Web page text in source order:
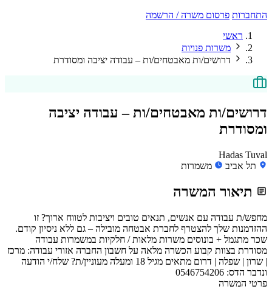
התחברות פרסום משרה / הרשמה
ראשי
משרות פנויות
דרושים/ות מאבטחים/ות – עבודה יציבה ומסודרת
דרושים/ות מאבטחים/ות – עבודה יציבה
ומסודרת
Hadas Tuval
תל אביב
משמרות
תיאור המשרה
מחפש/ת עבודה עם אנשים, תנאים טובים ויציבות לטווח ארוך? זו
ההזדמנות שלך להצטרף לחברת אבטחה מובילה – גם ללא ניסיון קודם.
שכר מתגמל + בונוסים משרות מלאות / חלקיות במשמרות עבודה
מסודרת בצוות קבוע הכשרה מלאה על חשבון החברה אזורי עבודה: מרכז
| שרון | שפלה | דרום מתאים מגיל 18 ומעלה מעוניין/ת? שלח/י הודעה
ונדבר הדס: 0546754206
פרטי המשרה